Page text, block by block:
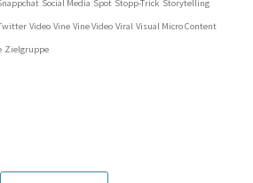
Social Media Spot Stopp-Trick Storytelling
Video Vine Vine Video Viral Visual Micro Content
Zielgruppe